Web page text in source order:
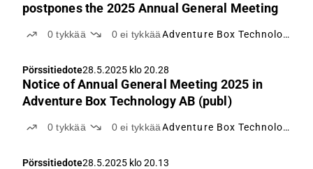
postpones the 2025 Annual General Meeting
0tykkää 0ei tykkää Adventure Box Technology
Pörssitiedote28.5.2025 klo 20.28
Notice of Annual General Meeting 2025 in
Adventure Box Technology AB (publ)
0tykkää 0ei tykkää Adventure Box Technology
Pörssitiedote28.5.2025 klo 20.13